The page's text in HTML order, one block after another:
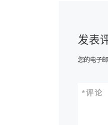
发表
您的电子
评论
*